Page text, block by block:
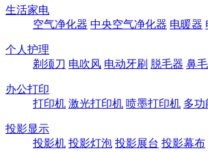
生活家电
空气净化器 中央空气净化器 电暖器
个人护理
剃须刀 电吹风 电动牙刷 脱毛器 鼻
办公打印
打印机 激光打印机 喷墨打印机 多功
投影显示
投影机 投影灯泡 投影展台 投影幕布